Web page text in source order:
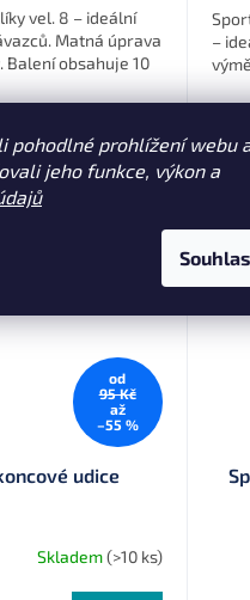
pohodlné prohlížení webu
jeho funkce, výkon a
vel. 8 – ideální
Matná úprava
obsahuje 10
–
od
95 Kč
až
–55 %
udice
Skladem(>10 ks)